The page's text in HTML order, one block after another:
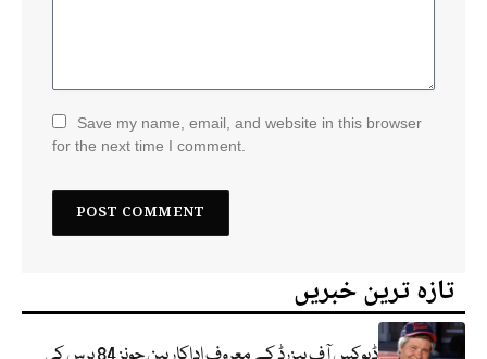
Save my name, email, and website in this browser
for the next time I comment.
تازہ ترین خبریں